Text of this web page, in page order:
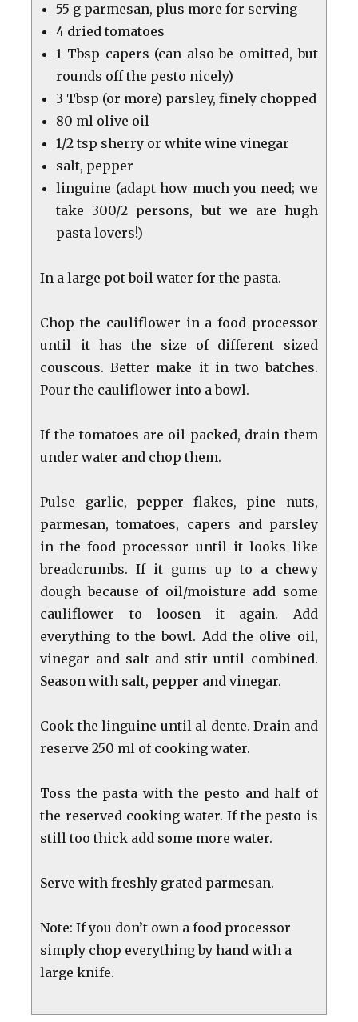
55 g parmesan, plus more for serving
4 dried tomatoes
1 Tbsp capers (can also be omitted, but
rounds off the pesto nicely)
3 Tbsp (or more) parsley, finely chopped
80 ml olive oil
1/2 tsp sherry or white wine vinegar
salt, pepper
linguine (adapt how much you need; we
take 300/2 persons, but we are hugh
pasta lovers!)
In a large pot boil water for the pasta.
Chop the cauliflower in a food processor
until it has the size of different sized
couscous. Better make it in two batches.
Pour the cauliflower into a bowl.
If the tomatoes are oil-packed, drain them
under water and chop them.
Pulse garlic, pepper flakes, pine nuts,
parmesan, tomatoes, capers and parsley
in the food processor until it looks like
breadcrumbs. If it gums up to a chewy
dough because of oil/moisture add some
cauliflower to loosen it again. Add
everything to the bowl. Add the olive oil,
vinegar and salt and stir until combined.
Season with salt, pepper and vinegar.
Cook the linguine until al dente. Drain and
reserve 250 ml of cooking water.
Toss the pasta with the pesto and half of
the reserved cooking water. If the pesto is
still too thick add some more water.
Serve with freshly grated parmesan.
Note: If you don’t own a food processor
simply chop everything by hand with a
large knife.